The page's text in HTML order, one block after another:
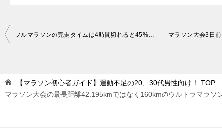
投
ビ
ゲ
【マラソン初心者ガイド】運動不足の20、30代男性向け！
TOP
マラソン大会の最長距離42.195kmではなく160kmのウルトラマラソ